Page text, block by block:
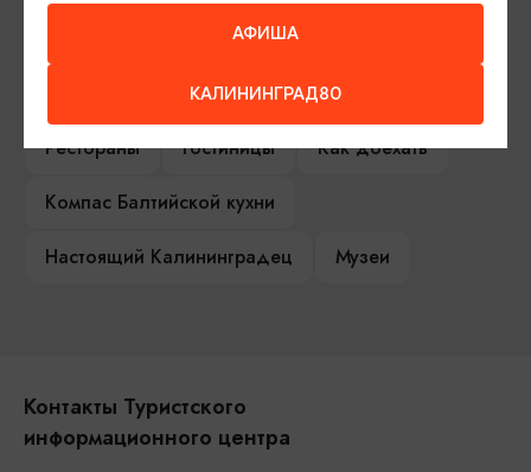
Гиды и экскурсоводы
Достопримечательности
Карты и маршруты
Рестораны
Гостиницы
Как доехать
Компас Балтийской кухни
Настоящий Калининградец
Музеи
Контакты Туристского
информационного центра
АФИША
КАЛИНИНГРАД80